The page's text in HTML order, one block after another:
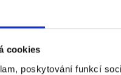
cookies
poskytování funkcí
lze spustit i na